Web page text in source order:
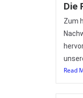
Die
Zum
Read